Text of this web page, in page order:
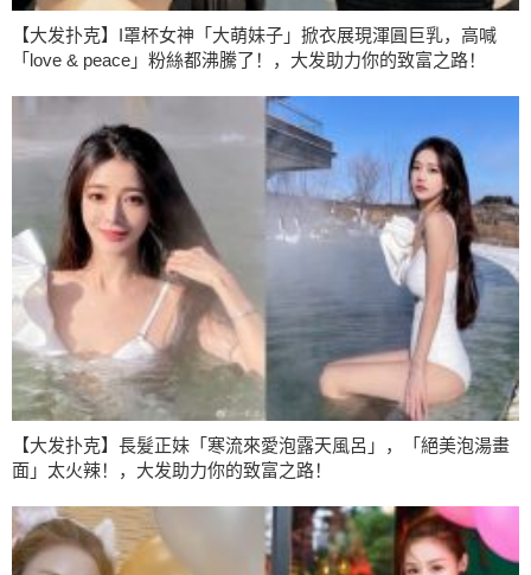
【大发扑克】I罩杯女神「大萌妹子」掀衣展現渾圓巨乳，高喊
「love & peace」粉絲都沸騰了！，大发助力你的致富之路！
【大发扑克】長髮正妹「寒流來愛泡露天風呂」，「絕美泡湯畫
面」太火辣！，大发助力你的致富之路！